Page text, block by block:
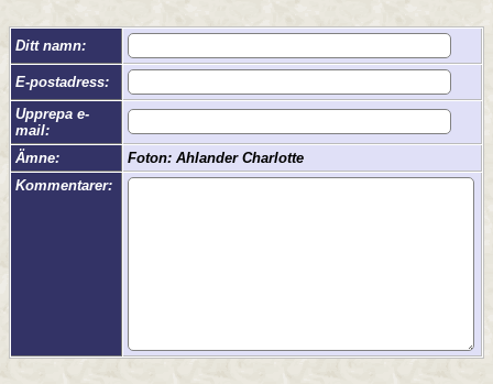
Ditt namn:
E-postadress:
Upprepa e-
mail:
Ämne:
Foton: Ahlander Charlotte
Kommentarer: